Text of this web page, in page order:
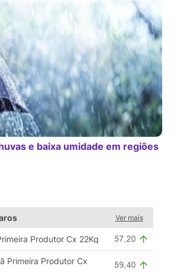
e baixa umidade em regiões
Ver mais
Produtor Cx 22Kg
Primeira Produtor Cx